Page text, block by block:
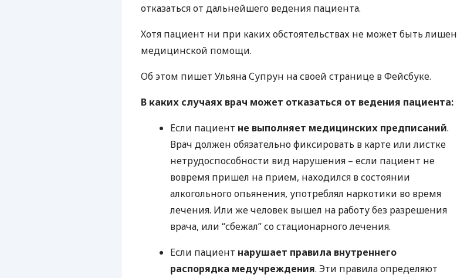
КЕШБЭКА
отказаться от дальнейшего ведения пациента.
Хотя пациент ни при каких обстоятельствах не может быть лишен
медицинской помощи.
Об этом пишет Ульяна Супрун на своей странице в Фейсбуке.
В каких случаях врач может отказаться от ведения пациента:
Если пациент не выполняет медицинских предписаний.
Врач должен обязательно фиксировать в карте или листке
нетрудоспособности вид нарушения – если пациент не
вовремя пришел на прием, находился в состоянии
алкогольного опьянения, употреблял наркотики во время
лечения. Или же человек вышел на работу без разрешения
врача, или “сбежал” со стационарного лечения.
Если пациент нарушает правила внутреннего
распорядка медучреждения. Эти правила определяют